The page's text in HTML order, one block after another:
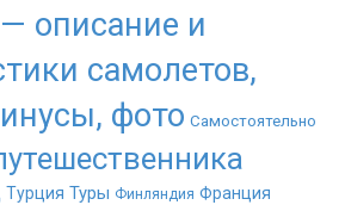
описание и
самолетов,
фото Самостоятельно
Турция Туры Финляндия Франция